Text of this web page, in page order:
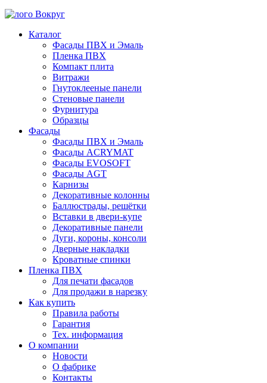
Каталог
Фасады ПВХ и Эмаль
Пленка ПВХ
Компакт плита
Витражи
Гнутоклееные панели
Стеновые панели
Фурнитура
Образцы
Фасады
Фасады ПВХ и Эмаль
Фасады ACRYMAT
Фасады EVOSOFT
Фасады AGT
Карнизы
Декоративные колонны
Баллюстрады, решётки
Вставки в двери-купе
Декоративные панели
Дуги, короны, консоли
Дверные накладки
Кроватные спинки
Пленка ПВХ
Для печати фасадов
Для продажи в нарезку
Как купить
Правила работы
Гарантия
Тех. информация
О компании
Новости
О фабрике
Контакты